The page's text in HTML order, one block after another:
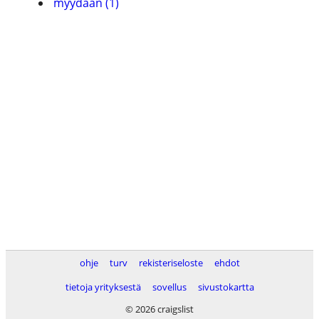
ohje turv rekisteriseloste
ehdot
tietoja yrityksestä
sovellus
sivustokartta
© 2026 craigslist